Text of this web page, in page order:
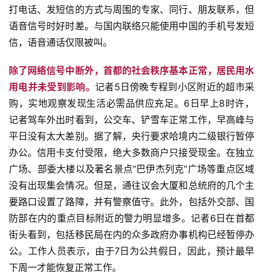
打电话、发短信的方式与周围的专家、同行、朋友联系，但
语音信号时好时差。与国内联络只能使用中国的手机号发短
信，语音通话仅限被叫。
除了网络信号中断外，首都的社会秩序基本正常，居民用水
用电并未受到影响。 记者5日傍晚专程到小区附近的超市采
购，实地观察发现生活必需品供应充足。6日早上8时许，
记者驾车外出时看到，公交车、铲雪车正常工作，早高峰与
平日没有太大差别。据了解，央行要求哈境内二级银行暂停
办公。信用卡支付受限，绝大多数商户只接受现金。在独立
广场、部委大楼以及著名景点“巴伊杰列克”广场等重点区域
没有出现集会情况。但是，通往议会大厦和总统府的几个主
要路口设置了路障，并有警察值守。此外，包括外交部、国
防部在内的重点目标附近的警力明显增多。记者6日在首都
街头看到，包括移民局在内的众多政府办事机构已经暂停办
公。工作人员表示，由于7日为公共假日，因此，预计最早
下周一才能恢复正常工作。